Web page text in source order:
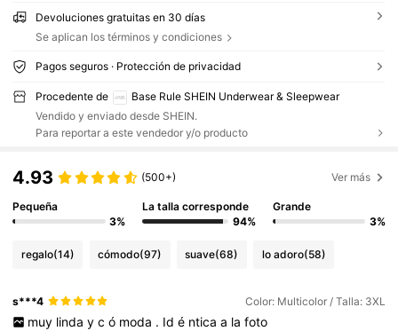
Devoluciones gratuitas en 30 días
Se aplican los términos y condiciones
Pagos seguros · Protección de privacidad
Procedente de
Base Rule SHEIN Underwear & Sleepwear
Vendido y enviado desde SHEIN.
Para reportar a este vendedor y/o producto
4.93 (500+) Ver más
Pequeña
3%
La talla corresponde
94%
Grande
3%
regalo(14) cómodo(97) suave(68) lo adoro(58)
s***4 Color: Multicolor / Talla: 3XL
muy linda y c ó moda . Id é ntica a la foto